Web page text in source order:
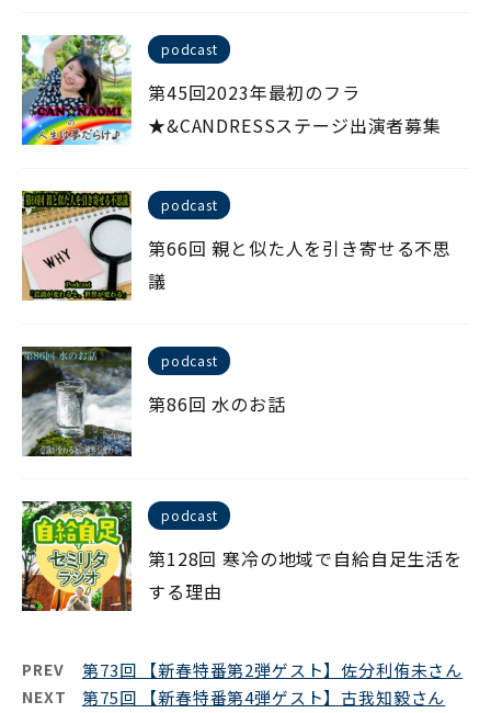
podcast
第45回2023年最初のフラ
★&CANDRESSステージ出演者募集
podcast
第66回 親と似た人を引き寄せる不思
議
podcast
第86回 水のお話
podcast
第128回 寒冷の地域で自給自足生活を
する理由
PREV 第73回 【新春特番第2弾ゲスト】佐分利侑未さん
NEXT 第75回 【新春特番第4弾ゲスト】古我知毅さん